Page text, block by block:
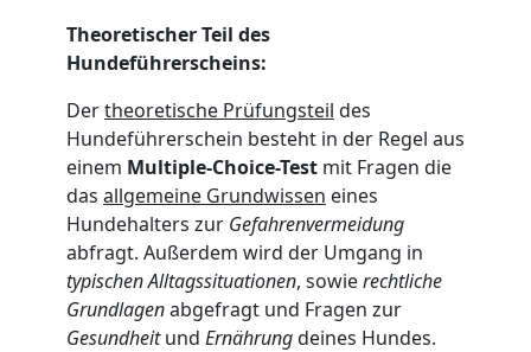
Theoretischer Teil des
Hundeführerscheins:
Dertheoretische Prüfungsteil des
Hundeführerschein besteht in der Regel aus
einem Multiple-Choice-Test mit Fragen die
das allgemeine Grundwissen eines
Hundehalters zur Gefahrenvermeidung
abfragt. Außerdem wird der Umgang in
typischen Alltagssituationen, sowierechtliche
Grundlagenabgefragt und Fragen zur
Gesundheitund Ernährungdeines Hundes.